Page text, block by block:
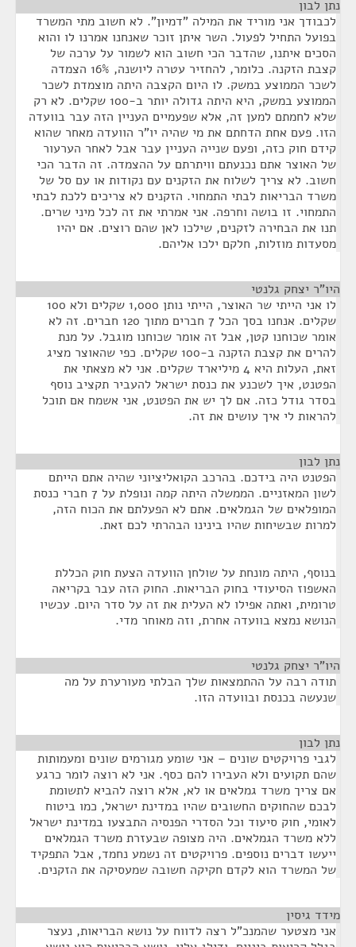
נתן לבון
לכבודך אני מוריד את המילה "דמיון". לא חשוב מתי המשרד
בפועל התחיל לפעול. השר איתן זוכר שאנחנו אמרנו לו והוא
הסכים איתנו, שהדבר הכי חשוב הוא לשמור על ערכה של
קצבת הזקנה. כלומר, להחזיר עטרה ליושנה, 16% הצמדה
לשכר הממוצע במשק. לו היום הקצבה היתה מוצמדת לשכר
הממוצע במשק, היא היתה גדולה יותר ב-100 שקלים. לא רק
שלא לחמתם למען זה, אלא שפעמיים העניין הזה עבר בוועדה
הזו. פעם אחת הדחתם את מי שהיה יו"ר הוועדה מאחר שהוא
קידם חוק כזה, ופעם שנייה העניין עבר אבל לאחר הערעור
של האוצר אתם נכנעתם וויתרתם על ההצמדה. זה הדבר הכי
חשוב. לא צריך לשלוח את הזקנים עם נקודות או עם סל של
משרד הבריאות לבתי התמחוי. הזקנים לא צריכים ללכת לבתי
התמחוי. זו בושה וחרפה. אני אמרתי את זה לכל מיני שרים.
תנו את הבחירה לזקנים, שילכו לאן שהם רוצים. אם יהיו
מסעדות מוזלות, חלקם ילכו אליהם.
היו"ר יצחק גלנטי
לו אני הייתי שר האוצר, הייתי נותן 1,000 שקלים ולא 100
שקלים. אנחנו בסך הכל 7 חברים מתוך 120 חברים. זה לא
אומר שכוחנו קטן, אבל זה אומר שכוחנו מוגבל. על מנת
להרים את קצבת הזקנה ב-100 שקלים. כפי שהאוצר מציג
זאת, העלות היא 4 מיליארד שקלים. אני לא מצאתי את
הפטנט, איך לשכנע את כנסת ישראל להעביר תקציב נוסף
בסדר גודל כזה. אם לך יש את הפטנט, אני אשמח אם תוכל
להראות לי איך עושים את זה.
נתן לבון
הפטנט היה בידכם. בהרכב הקואליציוני שהיה אתם הייתם
לשון המאזניים. הממשלה היתה קמה ונופלת על 7 חברי כנסת
המופלאים של הגמלאים. אתם לא הפעלתם את הכוח הזה,
למרות שבשיחות שהיו בינינו הבהרתי לכם זאת.
בנוסף, היתה מונחת על שולחן הוועדה הצעת חוק הכללת
האשפוז הסיעודי בחוק הבריאות. החוק הזה עבר בקריאה
טרומית, ואתה אפילו לא העלית את זה על סדר היום. עכשיו
הנושא נמצא בוועדה אחרת, וזה מאוחר מדי.
היו"ר יצחק גלנטי
תודה רבה על ההתמצאות שלך הבלתי מעורערת על מה
שנעשה בכנסת ובוועדה הזו.
נתן לבון
לגבי פרויקטים שונים – אני שומע מגורמים שונים ומעמותות
שהם תקועים ולא העבירו להם כסף. אני לא רוצה לומר כרגע
אם צריך משרד גמלאים או לא, אלא רוצה להביא לתשומת
לבכם שהחוקים החשובים שהיו במדינת ישראל, כמו ביטוח
לאומי, חוק סיעוד וכל הסדרי הפנסיה התבצעו במדינת ישראל
ללא משרד הגמלאים. היה מצופה שבעזרת משרד הגמלאים
ייעשו דברים נוספים. פרויקטים זה נשמע נחמד, אבל התפקיד
של המשרד הוא לקדם חקיקה חשובה שמעסיקה את הזקנים.
מידד גיסין
אני מצטער שהמנכ"ל רצה לדווח על נושא הבריאות, נעצר